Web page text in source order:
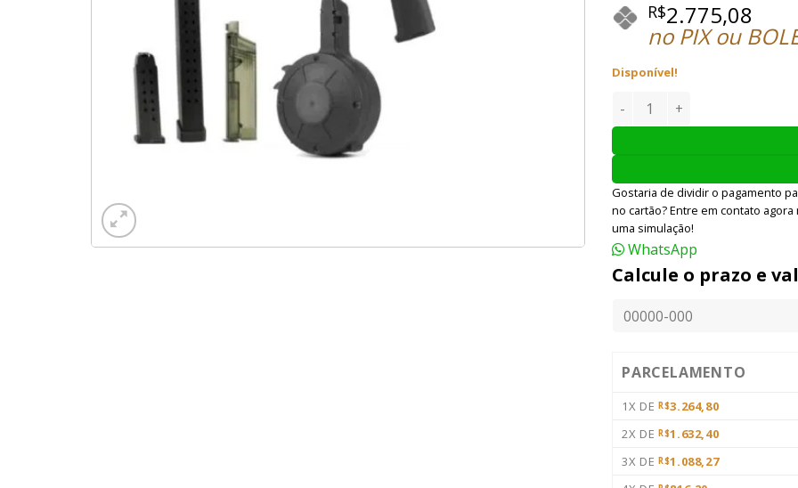
R$2.775,08
no PIX ou
Disponível!
RIFLE AIRSOFT ARES AEG
Gostaria de dividir o pagamento
no cartão? Entre em contato
uma simulação!
WhatsApp
Calcule o prazo e
PARCELAMENTO
1X DE R$3.264,80
2X DE R$1.632,40
3X DE R$1.088,27